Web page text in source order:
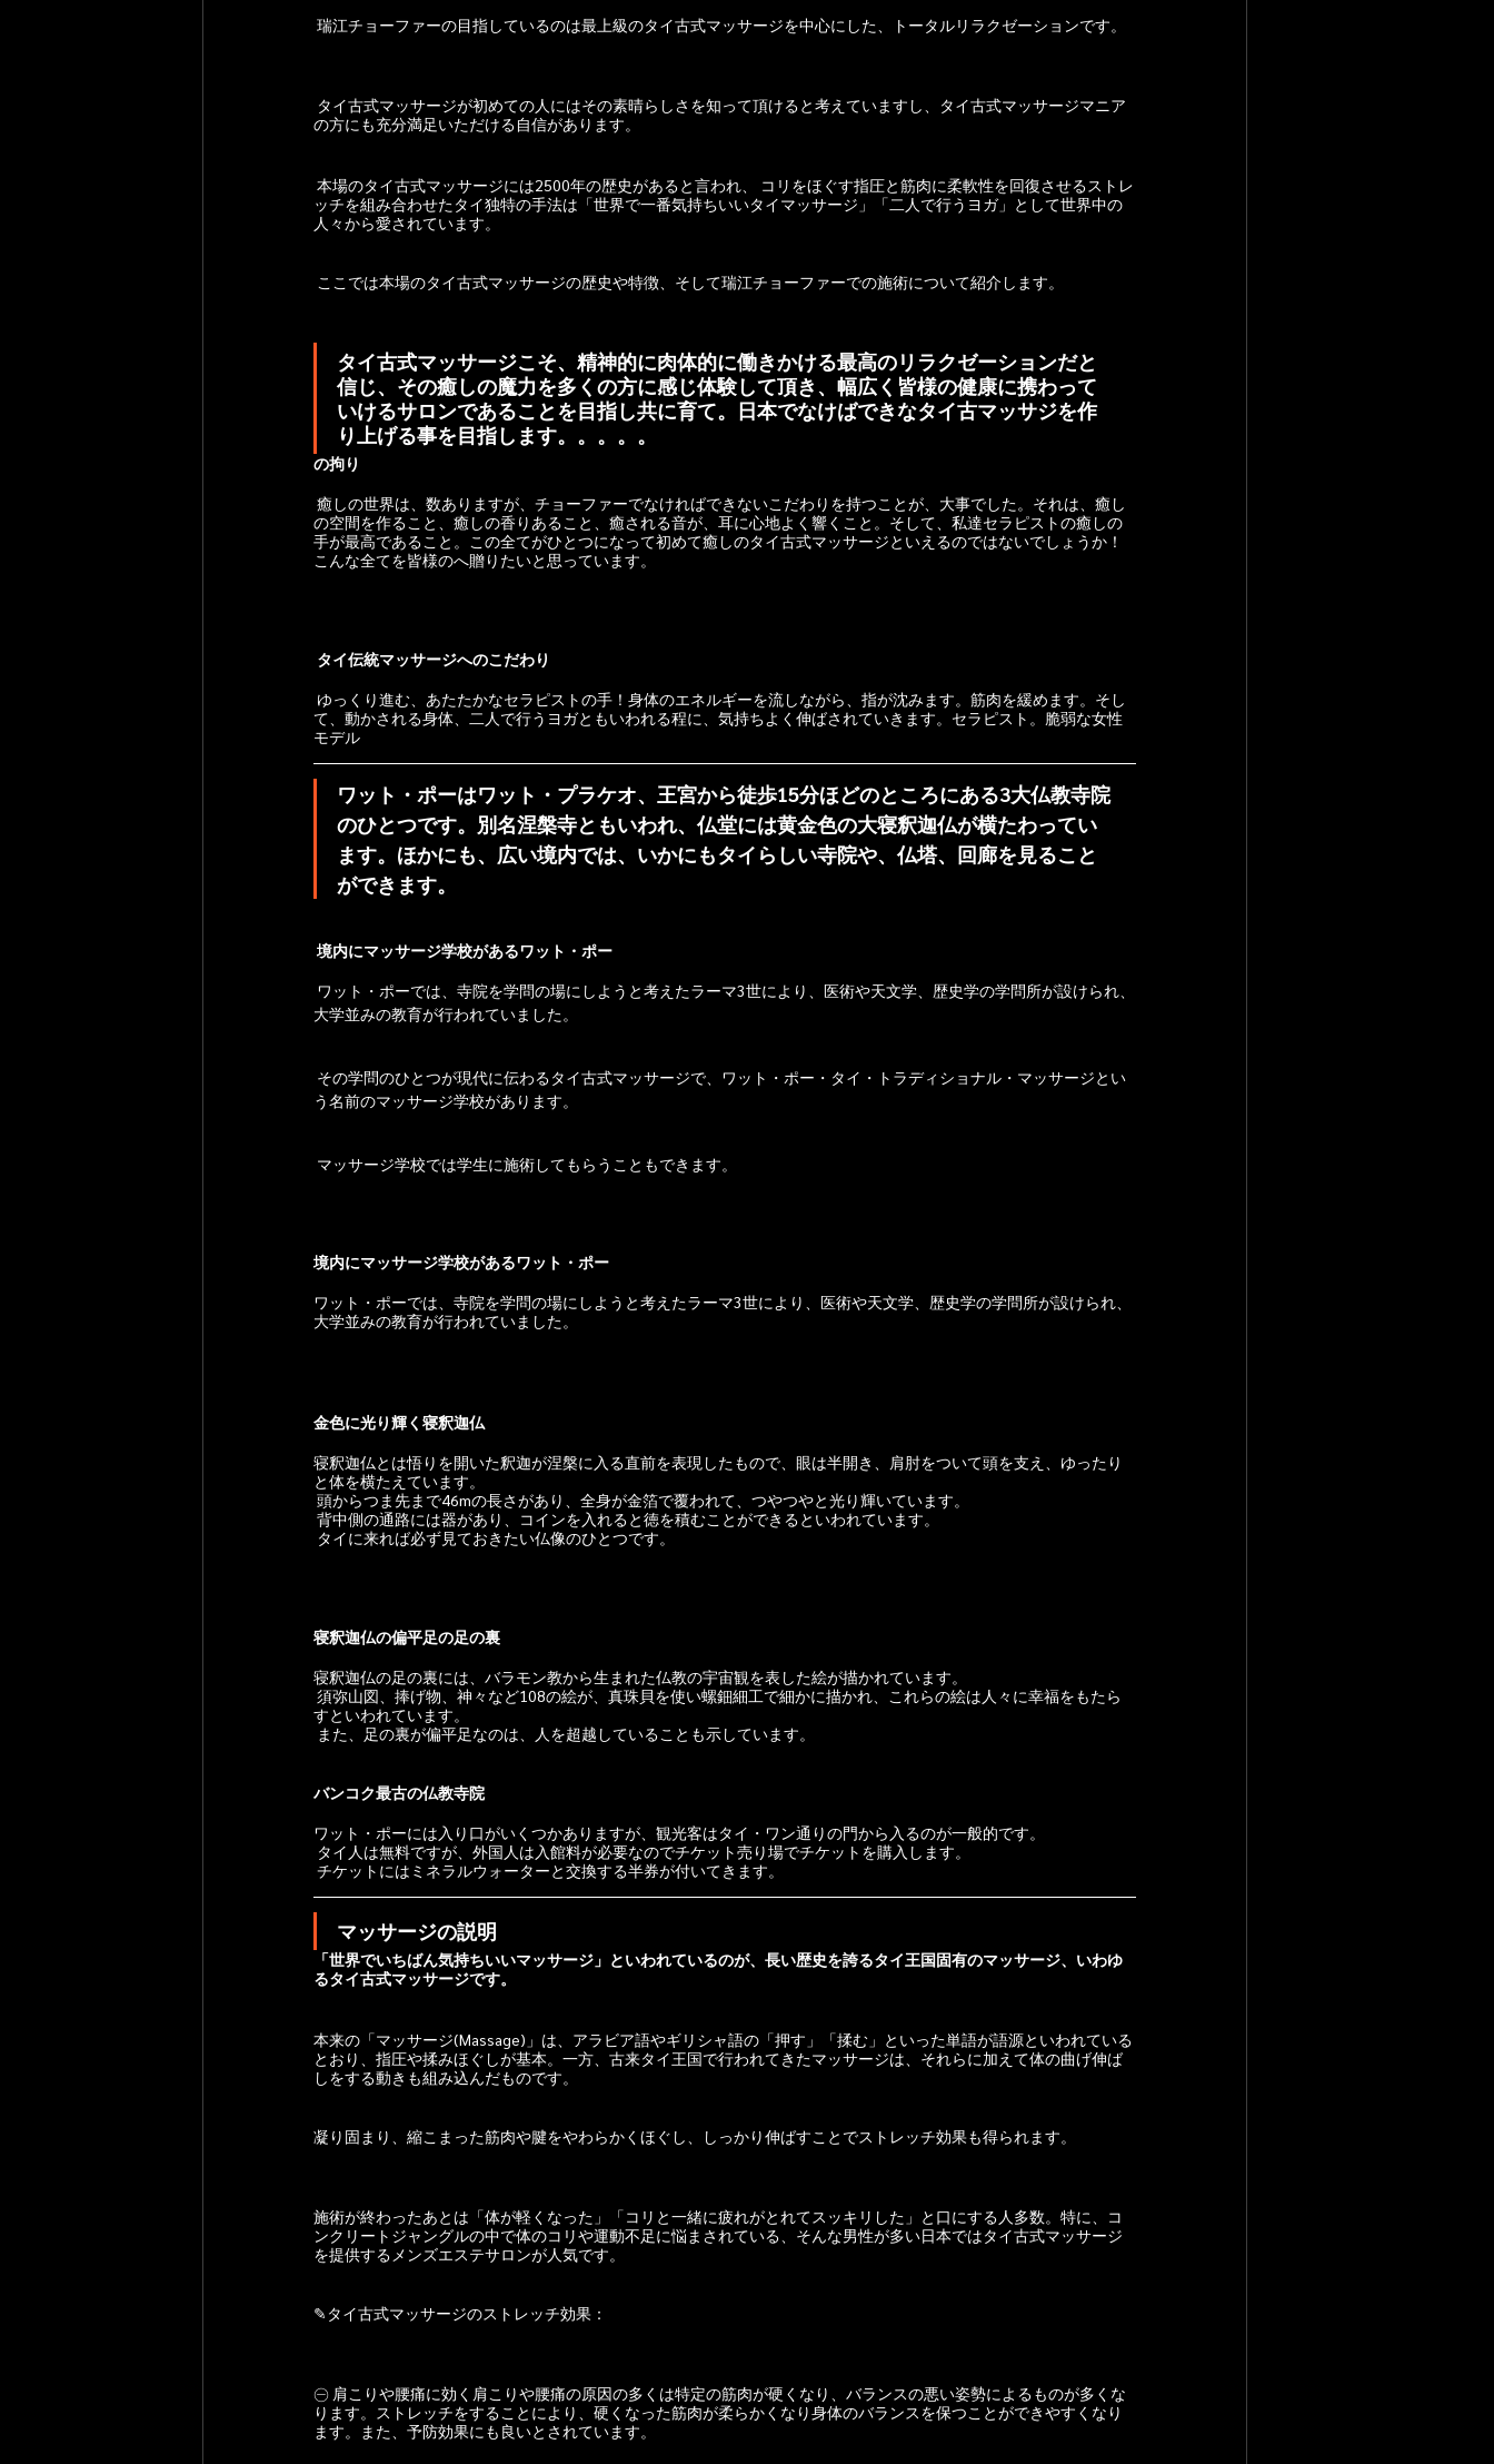
瑞江チョーファーの目指しているのは最上級のタイ古式マッサージを中心にした、トータルリラクゼーションです。
の方にも充分満足いただける自信があります。
ッチを組み合わせたタイ独特の手法は「世界で一番気持ちいいタイマッサージ」「二人で行うヨガ」として世界中の
人々から愛されています。
ここでは本場のタイ古式マッサージの歴史や特徴、そして瑞江チョーファーでの施術について紹介します。
タイ古式マッサージこそ、精神的に肉体的に働きかける最高のリラクゼーションだと
信じ、その癒しの魔力を多くの方に感じ体験して頂き、幅広く皆様の健康に携わって
いけるサロンであることを目指し共に育て。日本でなけばできなタイ古マッサジを作
り上げる事を目指します。。。。。
の拘り
の空間を作ること、癒しの香りあること、癒される音が、耳に心地よく響くこと。そして、私達セラピストの癒しの
手が最高であること。この全てがひとつになって初めて癒しのタイ古式マッサージといえるのではないでしょうか！
こんな全てを皆様のへ贈りたいと思っています。
タイ伝統マッサージへのこだわり
て、動かされる身体、二人で行うヨガともいわれる程に、気持ちよく伸ばされていきます。セラピスト。脆弱な女性
モデル
ワット・ポーはワット・プラケオ、王宮から徒歩15分ほどのところにある3大仏教寺院
のひとつです。別名涅槃寺ともいわれ、仏堂には黄金色の大寝釈迦仏が横たわってい
ます。ほかにも、広い境内では、いかにもタイらしい寺院や、仏塔、回廊を見ること
ができます。
境内にマッサージ学校があるワット・ポー
大学並みの教育が行われていました。
う名前のマッサージ学校があります。
マッサージ学校では学生に施術してもらうこともできます。
境内にマッサージ学校があるワット・ポー
ワット・ポーでは、寺院を学問の場にしようと考えたラーマ3世により、医術や天文学、歴史学の学問所が設けられ、
大学並みの教育が行われていました。
金色に光り輝く寝釈迦仏
寝釈迦仏とは悟りを開いた釈迦が涅槃に入る直前を表現したもので、眼は半開き、肩肘をついて頭を支え、ゆったり
と体を横たえています。
頭からつま先まで46mの長さがあり、全身が金箔で覆われて、つやつやと光り輝いています。
背中側の通路には器があり、コインを入れると徳を積むことができるといわれています。
タイに来れば必ず見ておきたい仏像のひとつです。
寝釈迦仏の偏平足の足の裏
寝釈迦仏の足の裏には、バラモン教から生まれた仏教の宇宙観を表した絵が描かれています。
すといわれています。
また、足の裏が偏平足なのは、人を超越していることも示しています。
バンコク最古の仏教寺院
ワット・ポーには入り口がいくつかありますが、観光客はタイ・ワン通りの門から入るのが一般的です。
タイ人は無料ですが、外国人は入館料が必要なのでチケット売り場でチケットを購入します。
チケットにはミネラルウォーターと交換する半券が付いてきます。
マッサージの説明
「世界でいちばん気持ちいいマッサージ」といわれているのが、長い歴史を誇るタイ王国固有のマッサージ、いわゆ
るタイ古式マッサージです。
本来の「マッサージ(Massage)」は、アラビア語やギリシャ語の「押す」「揉む」といった単語が語源といわれている
とおり、指圧や揉みほぐしが基本。一方、古来タイ王国で行われてきたマッサージは、それらに加えて体の曲げ伸ば
しをする動きも組み込んだものです。
凝り固まり、縮こまった筋肉や腱をやわらかくほぐし、しっかり伸ばすことでストレッチ効果も得られます。
施術が終わったあとは「体が軽くなった」「コリと一緒に疲れがとれてスッキリした」と口にする人多数。特に、コ
ンクリートジャングルの中で体のコリや運動不足に悩まされている、そんな男性が多い日本ではタイ古式マッサージ
を提供するメンズエステサロンが人気です。
✎タイ古式マッサージのストレッチ効果：
㊀ 肩こりや腰痛に効く肩こりや腰痛の原因の多くは特定の筋肉が硬くなり、バランスの悪い姿勢によるものが多くな
ります。ストレッチをすることにより、硬くなった筋肉が柔らかくなり身体のバランスを保つことができやすくなり
ます。また、予防効果にも良いとされています。